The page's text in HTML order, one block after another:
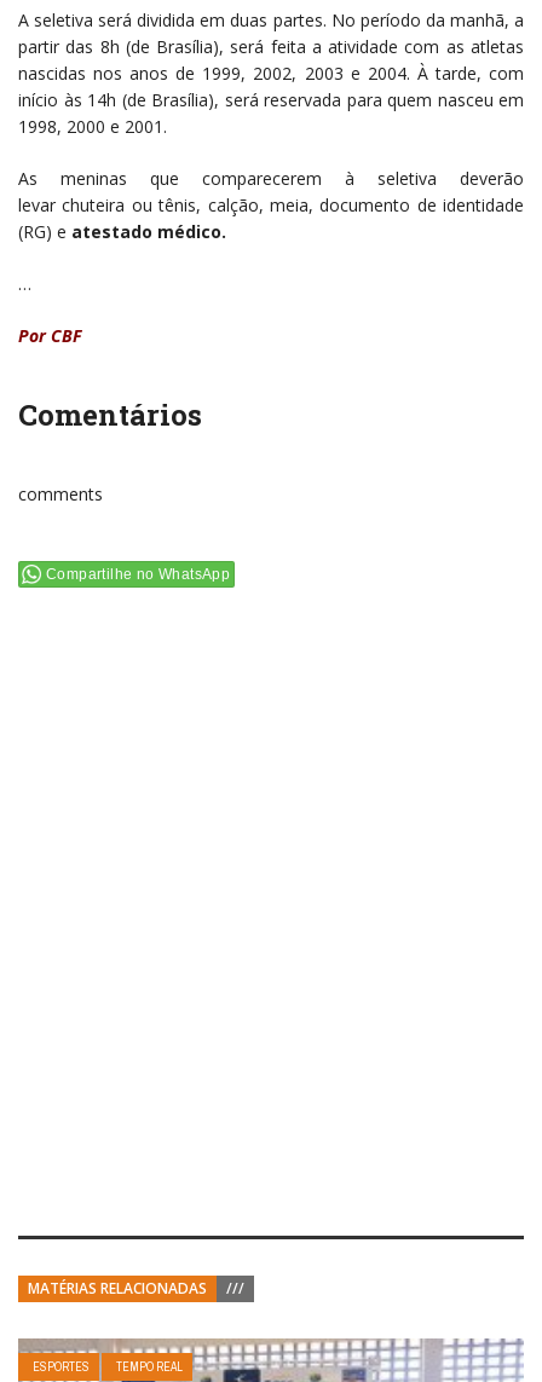
A seletiva será dividida em duas partes. No período da manhã, a
partir das 8h (de Brasília), será feita a atividade com as atletas
nascidas nos anos de 1999, 2002, 2003 e 2004. À tarde, com
início às 14h (de Brasília), será reservada para quem nasceu em
1998, 2000 e 2001.
As meninas que comparecerem à seletiva deverão
levar chuteira ou tênis, calção, meia, documento de identidade
(RG) e atestado médico.
…
Por CBF
Comentários
comments
Compartilhe no WhatsApp
MATÉRIAS RELACIONADAS ///
ESPORTES TEMPO REAL